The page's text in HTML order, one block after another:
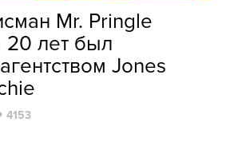
Mr. Pringle
20 лет был
Jones
4153
РЕКЛАМА
КОНТАКТЫ